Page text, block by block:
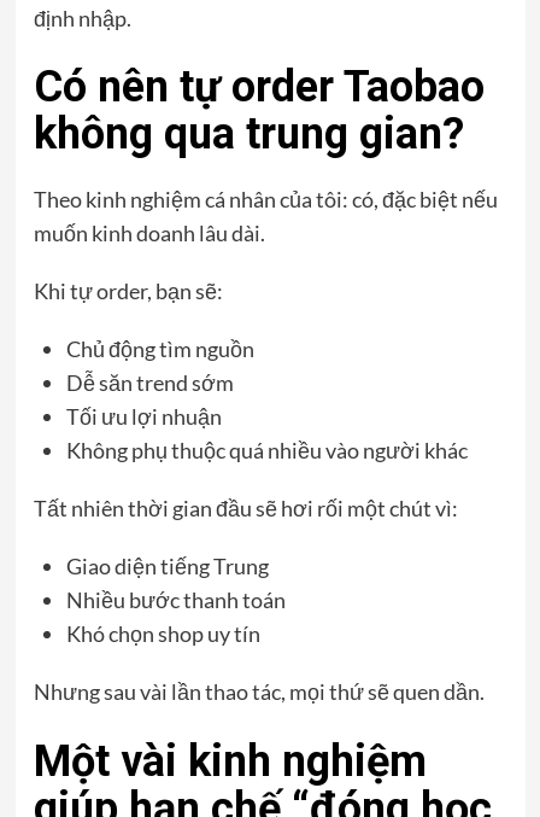
định nhập.
Có nên tự order Taobao
không qua trung gian?
Theo kinh nghiệm cá nhân của tôi: có, đặc biệt nếu
muốn kinh doanh lâu dài.
Khi tự order, bạn sẽ:
Chủ động tìm nguồn
Dễ săn trend sớm
Tối ưu lợi nhuận
Không phụ thuộc quá nhiều vào người khác
Tất nhiên thời gian đầu sẽ hơi rối một chút vì:
Giao diện tiếng Trung
Nhiều bước thanh toán
Khó chọn shop uy tín
Nhưng sau vài lần thao tác, mọi thứ sẽ quen dần.
Một vài kinh nghiệm